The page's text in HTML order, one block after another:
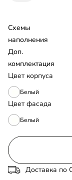
Цвет корпуса
Белый
Цвет фасада
Белый
Схемы
наполнения
Доп.
комплектация
Доставка по